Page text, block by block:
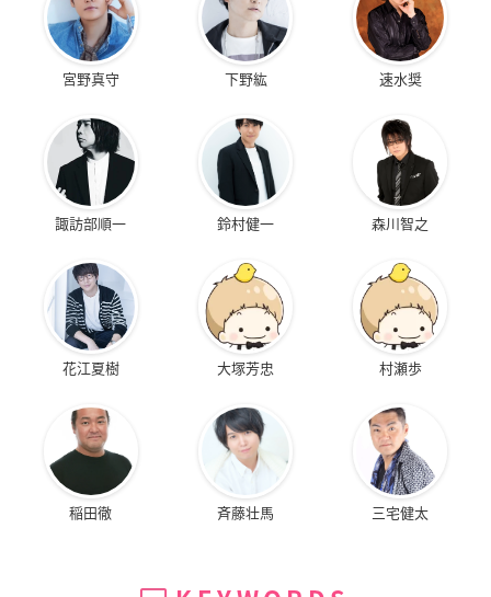
宮野真守 下野紘 速水奨
諏訪部順一 鈴村健一 森川智之
花江夏樹 大塚芳忠 村瀬歩
稲田徹 斉藤壮馬 三宅健太